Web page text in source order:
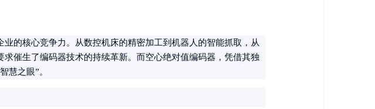
的核心竞争力。从数控机床的精密加工到机器人的智能抓取，从
催生了编码器技术的持续革新。而空心绝对值编码器，凭借其独
慧之眼”。